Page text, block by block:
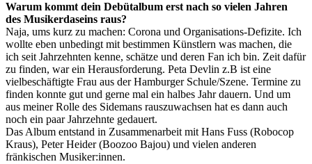
Warum kommt dein Debütalbum erst nach so vielen Jahren
des Musikerdaseins raus?
Naja, ums kurz zu machen: Corona und Organisations-Defizite. Ich
wollte eben unbedingt mit bestimmen Künstlern was machen, die
ich seit Jahrzehnten kenne, schätze und deren Fan ich bin. Zeit dafür
zu finden, war ein Herausforderung. Peta Devlin z.B ist eine
vielbeschäftigte Frau aus der Hamburger Schule/Szene. Termine zu
finden konnte gut und gerne mal ein halbes Jahr dauern. Und um
aus meiner Rolle des Sidemans rauszuwachsen hat es dann auch
noch ein paar Jahrzehnte gedauert.
Das Album entstand in Zusammenarbeit mit Hans Fuss (Robocop
Kraus), Peter Heider (Boozoo Bajou) und vielen anderen
fränkischen Musiker:innen.